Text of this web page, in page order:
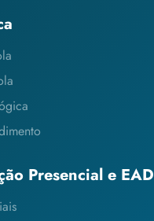
Presencial e EAD